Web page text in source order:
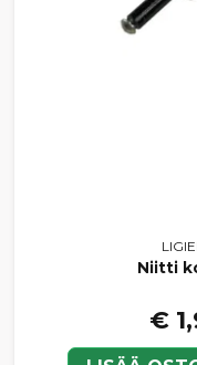
Niitti
€